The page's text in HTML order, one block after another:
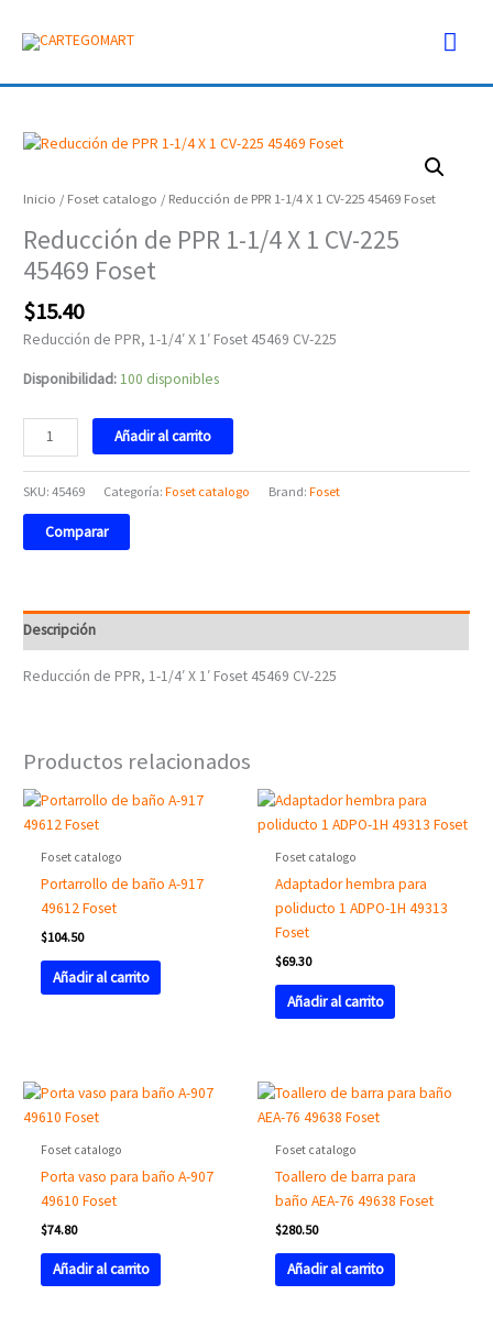
Inicio / Foset catalogo / Reducción de PPR 1-1/4 X 1 CV-225 45469 Foset
Reducción de PPR 1-1/4 X 1 CV-225
45469 Foset
$15.40
Reducción de PPR, 1-1/4′ X 1′ Foset 45469 CV-225
Disponibilidad:100 disponibles
Reducción
PPR
1/4
X
CV-
225
Foset
Añadir al carrito
SKU:45469 Categoría:Foset catalogo Brand:Foset
Comparar
Descripción
Reducción de PPR, 1-1/4′ X 1′ Foset 45469 CV-225
Productos relacionados
Foset catalogo
Portarrollo de baño A-917
49612 Foset
$104.50
Añadir al carrito
Foset catalogo
Adaptador hembra para
poliducto 1 ADPO-1H 49313
Foset
$69.30
Añadir al carrito
Foset catalogo
Porta vaso para baño A-907
49610 Foset
$74.80
Añadir al carrito
Foset catalogo
Toallero de barra para
baño AEA-76 49638 Foset
$280.50
Añadir al carrito